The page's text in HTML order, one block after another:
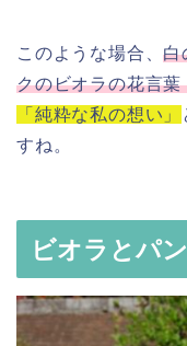
このような場合、白
クのビオラの花言
「純粋な私の想い」
すね。
ビオラとパ